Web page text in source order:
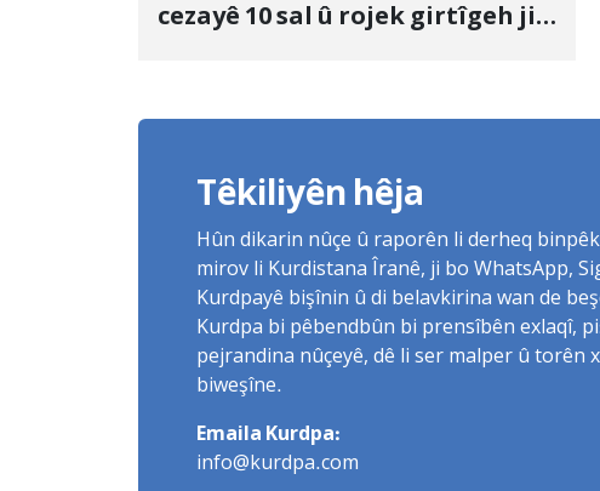
cezayê 10 sal û rojek girtîgeh ji
Têkiliyên hêja
Hûn dikarin nûçe û raporên li derheq
mirov li Kurdistana Îranê, ji bo WhatsApp,
Kurdpayê bişînin û di belavkirina wan de
Kurdpa bi pêbendbûn bi prensîbên exlaqî,
pejrandina nûçeyê, dê li ser malper û torên
biweşîne.
Emaila Kurdpa:
info@kurdpa.com